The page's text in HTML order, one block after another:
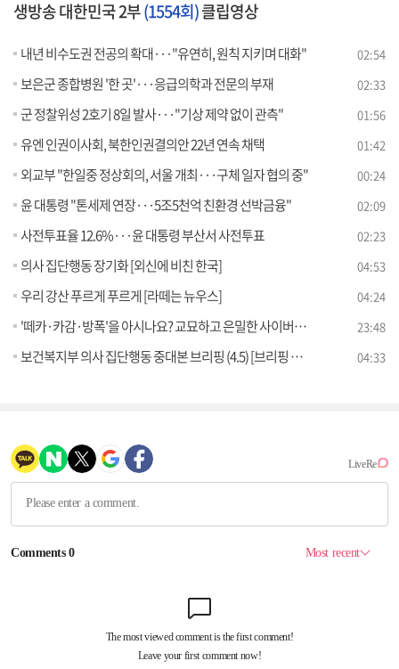
생방송 대한민국 2부(1554회)클립영상
내년 비수도권 전공의 확대···"유연히, 원칙 지키며 대화" 02:54
보은군 종합병원 '한 곳'···응급의학과 전문의 부재 02:33
군 정찰위성 2호기 8일 발사···"기상 제약 없이 관측" 01:56
유엔 인권이사회, 북한인권결의안 22년 연속 채택 01:42
외교부 "한일중 정상회의, 서울 개최···구체 일자 협의 중" 00:24
윤 대통령 "톤세제 연장···5조5천억 친환경 선박금융" 02:09
사전투표율 12.6%···윤 대통령 부산서 사전투표 02:23
의사 집단행동 장기화 [외신에 비친 한국] 04:53
우리 강산 푸르게 푸르게 [라떼는 뉴우스] 04:24
'떼카·카감·방폭'을 아시나요? 교묘하고 은밀한 사이버폭력 대처법 [잘 사는 법] 23:48
보건복지부 의사 집단행동 중대본 브리핑 (4.5) [브리핑 인사이트] 04:33